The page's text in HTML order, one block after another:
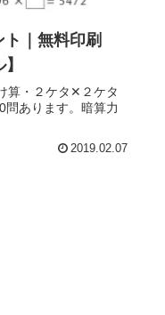
｜無料印刷
算・２ケタ✕２ケタ
問あります。暗算力
2019.02.07